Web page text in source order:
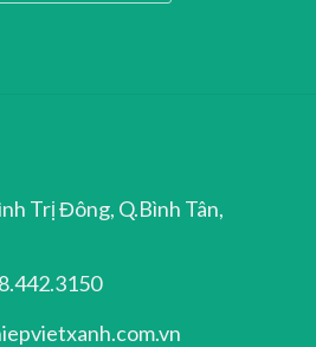
Trị Đông, Q.Bình Tân,